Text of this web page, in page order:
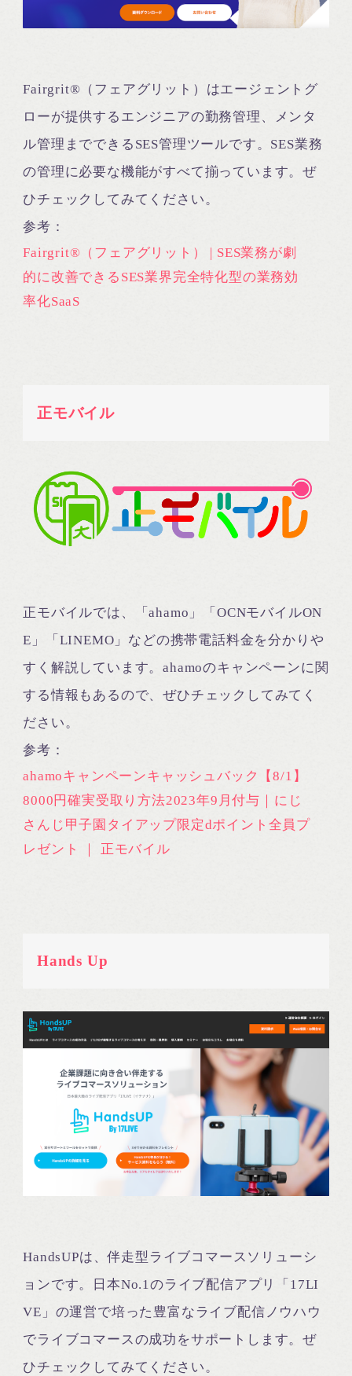
Fairgrit®（フェアグリット）はエージェントグ
ローが提供するエンジニアの勤務管理、メンタ
ル管理までできるSES管理ツールです。SES業務
の管理に必要な機能がすべて揃っています。ぜ
ひチェックしてみてください。
参考：
Fairgrit®（フェアグリット） | SES業務が劇
的に改善できるSES業界完全特化型の業務効
率化SaaS
正モバイル
正モバイルでは、「ahamo」「OCNモバイルON
E」「LINEMO」などの携帯電話料金を分かりや
すく解説しています。ahamoのキャンペーンに関
する情報もあるので、ぜひチェックしてみてく
ださい。
参考：
ahamoキャンペーンキャッシュバック【8/1】
8000円確実受取り方法2023年9月付与｜にじ
さんじ甲子園タイアップ限定dポイント全員プ
レゼント ｜ 正モバイル
Hands Up
HandsUPは、伴走型ライブコマースソリューシ
ョンです。日本No.1のライブ配信アプリ「17LI
VE」の運営で培った豊富なライブ配信ノウハウ
でライブコマースの成功をサポートします。ぜ
ひチェックしてみてください。